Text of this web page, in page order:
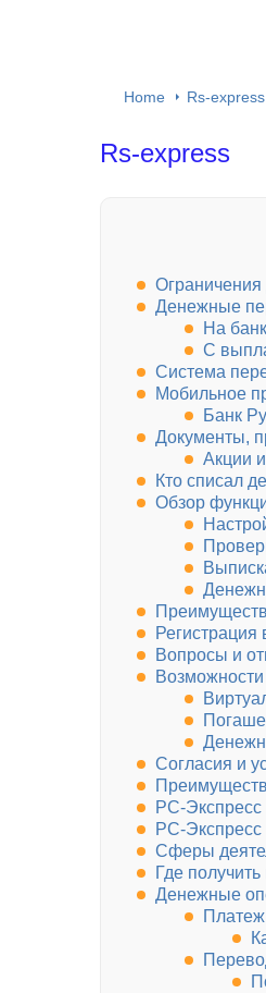
Home Rs-express
Rs-express
Ограничения
Денежные
На
С
Система
Мобильное
Банк
Документы,
Акции
Кто списал
Обзор
Регистрация
Вопросы и
Согласия и
РС-Экспресс
РС-Экспресс
Сферы
Где
Денежные
Платеж